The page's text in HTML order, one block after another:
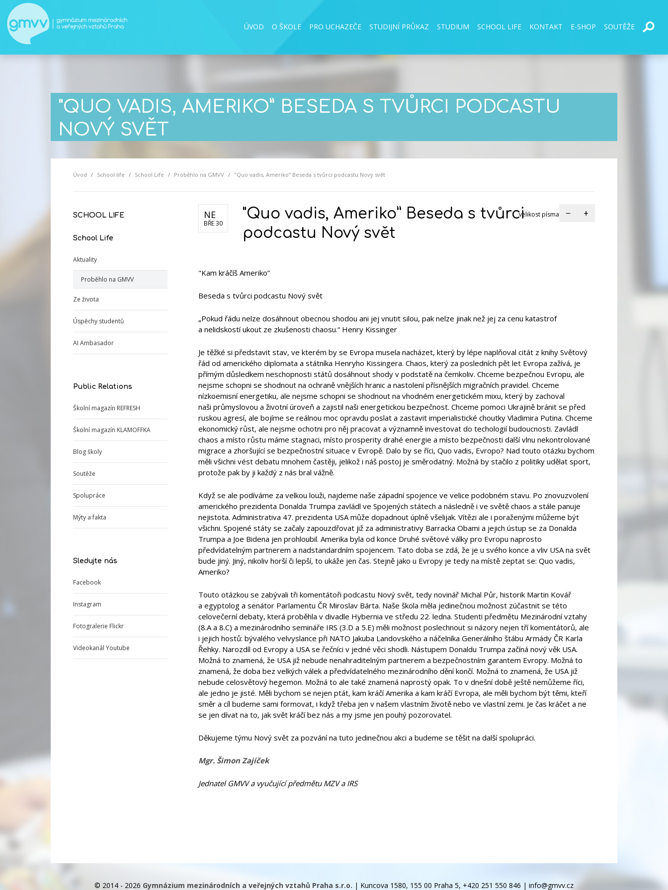
ÚVOD O ŠKOLE PRO UCHAZEČE STUDIJNÍ PRŮKAZ STUDIUM SCHOOL LIFE KONTAKT E-SHOP SOUTĚŽE
"QUO VADIS, AMERIKO” BESEDA S TVŮRCI PODCASTU
NOVÝ SVĚT
Úvod School life School Life Proběhlo na GMVV "Quo vadis, Ameriko” Beseda s tvůrci podcastu Nový svět
SCHOOL LIFE
School Life
Aktuality
Proběhlo na GMVV
Ze života
Úspěchy studentů
AI Ambasador
Public Relations
Školní magazín REFRESH
Školní magazín KLAMOFFKA
Blog školy
Soutěže
Spolupráce
Mýty a fakta
Sledujte nás
Facebook
Instagram
Fotogralerie Flickr
Videokanál Youtube
NE
BŘE 30
"Quo vadis, Ameriko” Beseda s tvůrci
podcastu Nový svět
velikost písma − +
"Kam kráčíš Ameriko”
Beseda s tvůrci podcastu Nový svět
„Pokud řádu nelze dosáhnout obecnou shodou ani jej vnutit silou, pak nelze jinak než jej za cenu katastrof
a nelidskostí ukout ze zkušenosti chaosu.“ Henry Kissinger
Je těžké si představit stav, ve kterém by se Evropa musela nacházet, který by lépe naplňoval citát z knihy Světový
řád od amerického diplomata a státníka Henryho Kissingera. Chaos, který za posledních pět let Evropa zažívá, je
přímým důsledkem neschopnosti států dosáhnout shody v podstatě na čemkoliv. Chceme bezpečnou Evropu, ale
nejsme schopni se shodnout na ochraně vnějších hranic a nastolení přísnějších migračních pravidel. Chceme
nízkoemisní energetiku, ale nejsme schopni se shodnout na vhodném energetickém mixu, který by zachoval
naši průmyslovou a životní úroveň a zajistil naši energetickou bezpečnost. Chceme pomoci Ukrajině bránit se před
ruskou agresí, ale bojíme se reálnou moc opravdu poslat a zastavit imperialistické choutky Vladimira Putina. Chceme
ekonomický růst, ale nejsme ochotni pro něj pracovat a významně investovat do techologií budoucnosti. Zavládl
chaos a místo růstu máme stagnaci, místo prosperity drahé energie a místo bezpečnosti další vlnu nekontrolované
migrace a zhoršující se bezpečnostní situace v Evropě. Dalo by se říci, Quo vadis, Evropo? Nad touto otázku bychom
měli všichni vést debatu mnohem častěji, jelikož i náš postoj je směrodatný. Možná by stačilo z politiky udělat sport,
protože pak by ji každý z nás bral vážně.
Když se ale podíváme za velkou louži, najdeme naše západní spojence ve velice podobném stavu. Po znovuzvolení
amerického prezidenta Donalda Trumpa zavládl ve Spojených státech a následně i ve světě chaos a stále panuje
nejistota. Administrativa 47. prezidenta USA může dopadnout úplně všelijak. Vítězi ale i poraženými můžeme být
všichni. Spojené státy se začaly zapouzdřovat již za administrativy Barracka Obami a jejich ústup se za Donalda
Trumpa a Joe Bidena jen prohloubil. Amerika byla od konce Druhé světové války pro Evropu naprosto
předvídatelným partnerem a nadstandardním spojencem. Tato doba se zdá, že je u svého konce a vliv USA na svět
bude jiný. Jiný, nikoliv horší či lepší, to ukáže jen čas. Stejně jako u Evropy je tedy na místě zeptat se: Quo vadis,
Ameriko?
Touto otázkou se zabývali tři komentátoři podcastu Nový svět, tedy novinář Michal Půr, historik Martin Kovář
a egyptolog a senátor Parlamentu ČR Miroslav Bárta. Naše škola měla jedinečnou možnost zúčastnit se této
celovečerní debaty, která proběhla v divadle Hybernia ve středu 22. ledna. Studenti předmětu Mezinárodní vztahy
(8.A a 8.C) a mezinárodního semináře IRS (3.D a 5.E) měli možnost poslechnout si názory nejen tří komentátorů, ale
i jejich hostů: bývalého velvyslance při NATO Jakuba Landovského a náčelníka Generálního štábu Armády ČR Karla
Řehky. Narozdíl od Evropy a USA se řečníci v jedné věci shodli. Nástupem Donaldu Trumpa začíná nový věk USA.
Možná to znamená, že USA již nebude nenahraditelným partnerem a bezpečnostním garantem Evropy. Možná to
znamená, že doba bez velkých válek a předvídatelného mezinárodního dění končí. Možná to znamená, že USA již
nebude celosvětový hegemon. Možná to ale také znamená naprostý opak. To v dnešní době ještě nemůžeme říci,
ale jedno je jisté. Měli bychom se nejen ptát, kam kráčí Amerika a kam kráčí Evropa, ale měli bychom být těmi, kteří
směr a cíl budeme sami formovat, i když třeba jen v našem vlastním životě nebo ve vlastní zemi. Je čas kráčet a ne
se jen dívat na to, jak svět kráčí bez nás a my jsme jen pouhý pozorovatel.
Děkujeme týmu Nový svět za pozvání na tuto jedinečnou akci a budeme se těšit na další spolupráci.
Mgr. Šimon Zajíček
Jednatel GMVV a vyučující předmětu MZV a IRS
© 2014 - 2026 Gymnázium mezinárodních a veřejných vztahů Praha s.r.o. | Kuncova 1580, 155 00 Praha 5, +420 251 550 846 | info@gmvv.cz